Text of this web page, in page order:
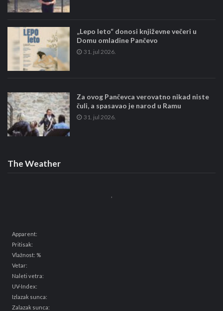
„Lepo leto“ donosi književne večeri u
Domu omladine Pančevo
31. jul 2026.
Za ovog Pančevca verovatno nikad niste
čuli, a spasavao je narod u Ramu
31. jul 2026.
The Weather
Apparent:
Pritisak:
Vlažnost: %
Vetar:
Naleti vetra:
UV-Index:
Izlazak sunca:
Zalazak sunca: